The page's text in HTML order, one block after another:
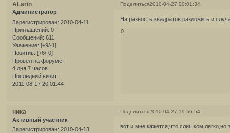
Поделиться2010-04-27 00:01:34
ALarin
Администратор
Зарегистрирован: 2010-04-11
Приглашений: 0
Сообщений: 611
Уважение: [+9/-1]
Позитив: [+6/-0]
Провел на форуме:
4 дня 7 часов
Последний визит:
2011-08-17 20:01:44
На разность квадратов разложить и
0
Поделиться2010-04-27 19:56:54
ника
Активный участник
Зарегистрирован: 2010-04-13
вот и мне кажется,что слишком легко,но